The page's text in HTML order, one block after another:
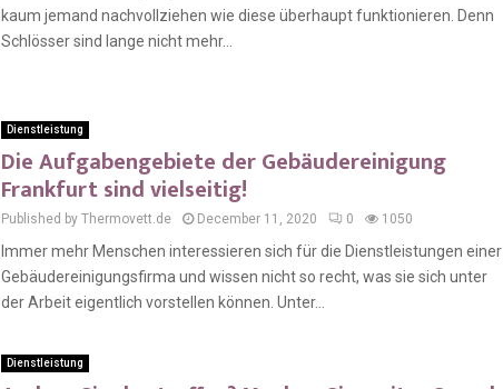
kaum jemand nachvollziehen wie diese überhaupt funktionieren. Denn
Schlösser sind lange nicht mehr...
Dienstleistung
Die Aufgabengebiete der Gebäudereinigung
Frankfurt sind vielseitig!
Published by Thermovett.de December 11, 2020 0 1050
Immer mehr Menschen interessieren sich für die Dienstleistungen einer
Gebäudereinigungsfirma und wissen nicht so recht, was sie sich unter
der Arbeit eigentlich vorstellen können. Unter...
Dienstleistung